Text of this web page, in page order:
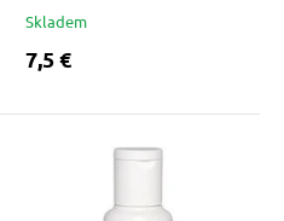
Skladem
7,5 €